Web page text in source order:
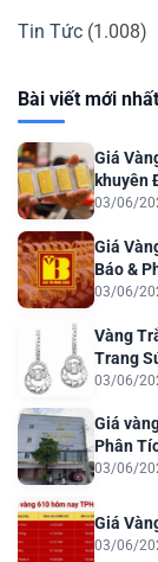
Tin Tức (1.008)
Bài viết mới nhất
Giá
khuyên
03/06/
Giá
Báo &
03/06/
Vàng
Trang
03/06/
Giá
Phân
03/06/
Giá
03/06/